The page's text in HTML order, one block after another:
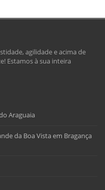
agilidade e acima de
Estamos à sua inteira
Araguaia
da Boa Vista em Bragança